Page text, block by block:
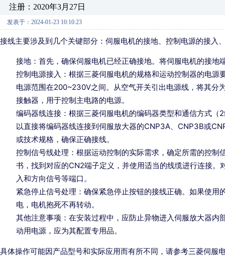
注册：2020年3月27日
发表于：2024-01-23 10:10:23
接线主要涉及到几个关键部分：伺服电机的接地、控制电源的接
接地：首先，确保伺服电机已经正确接地。将伺服电机的接
控制电源接入：根据三菱伺服电机的规格和运动控制器的电
电源范围在200~230V之间。从空气开关引出电源线，将其分
接触器，用于控制主电路的电源。
编码器线连接：根据三菱伺服电机的编码器类型和通信方式
以直接将编码器线连接到伺服放大器的CNP3A、CNP3B或
或技术规格，确保正确接线。
控制信号线处理：根据运动控制的实际需求，确定所需的控
书，找到对应的CN2端子定义，并使用适当的线缆进行连接
入和方向信号等端口。
紧急停止信号处理：确保紧急停止按钮的接线正确。如果使
电，电机抱死不再转动。
其他注意事项：在安装过程中，应防止异物进入伺服放大器
动用电源，应为其配置专用品。
具体操作可能因产品型号和实际应用而有所不同，请参考三菱伺